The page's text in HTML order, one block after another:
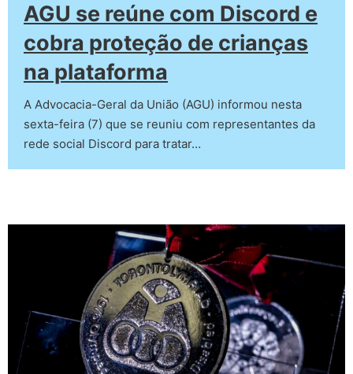
AGU se reúne com Discord e
cobra proteção de crianças
na plataforma
A Advocacia-Geral da União (AGU) informou nesta
sexta-feira (7) que se reuniu com representantes da
rede social Discord para tratar…